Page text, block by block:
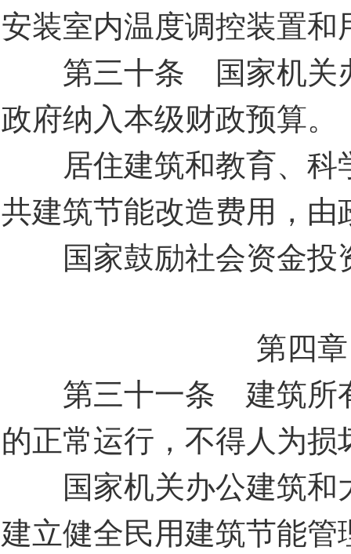
安装室内温度调控装置
第三十条 国家机关办
政府纳入本级财政预算。
居住建筑和教育、科
共建筑节能改造费用，
国家鼓励社会资金投
第四
第三十一条 建筑所有
的正常运行，不得人为
国家机关办公建筑和
建立健全民用建筑节能